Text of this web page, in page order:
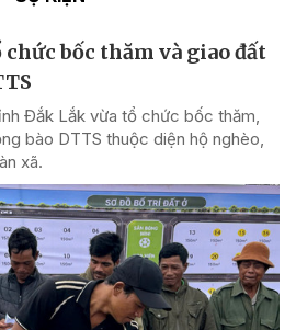
bốc thăm và giao đất
Đắk Lắk vừa tổ chức bốc thăm,
bào DTTS thuộc diện hộ nghèo,
xã.